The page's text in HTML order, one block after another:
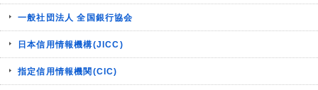
一般社団法人 全国銀行協会
日本信用情報機構(JICC)
指定信用情報機関(CIC)